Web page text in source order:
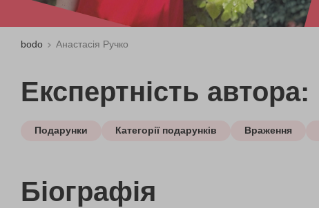
bodo Анастасія Ручко
Експертність автора:
Подарунки Категорії подарунків Враження
Біографія